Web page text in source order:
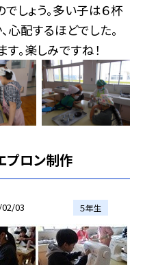
しょう。多い子は６杯
心配するほどでした。
。楽しみですね！
プロン制作
03 ５年生